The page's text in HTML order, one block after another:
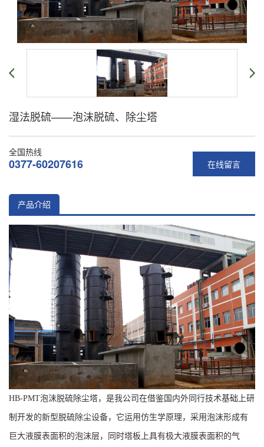
湿法脱硫——泡沫脱硫、除尘塔
在线留言
全国热线
0377-60207616
产品介绍
HB-PMT泡沫脱硫除尘塔，是我公司在借鉴国内外同行技术基础上研
制开发的新型脱硫除尘设备，它运用仿生学原理，采用泡沫形成有
巨大液膜表面积的泡沫层，同时塔板上具有极大液膜表面积的气